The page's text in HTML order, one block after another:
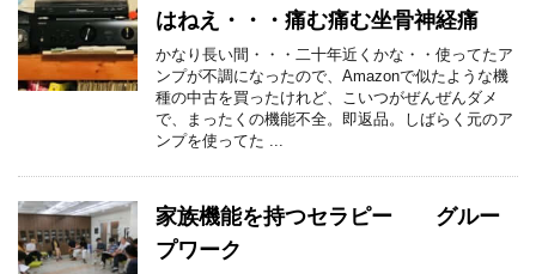
はねえ・・・痛む痛む坐骨神経痛
かなり長い間・・・二十年近くかな・・使ってたア
ンプが不調になったので、Amazonで似たような機
種の中古を買ったけれど、こいつがぜんぜんダメ
で、まったくの機能不全。即返品。しばらく元のア
ンプを使ってた ...
家族機能を持つセラピー グルー
プワーク